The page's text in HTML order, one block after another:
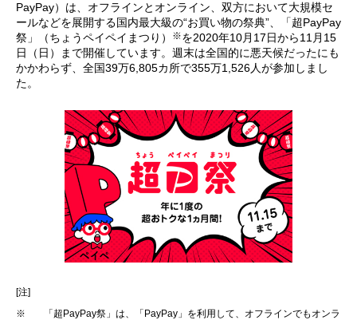
PayPay）は、オフラインとオンライン、双方において大規模セ
ールなどを展開する国内最大級の“お買い物の祭典”、「超PayPay
祭」（ちょうペイペイまつり）
※を2020年10月17日から11月15
日（日）まで開催しています。週末は全国的に悪天候だったにも
かかわらず、全国39万6,805カ所で355万1,526人が参加しまし
た。
[注]
※
「超PayPay祭」は、「PayPay」を利用して、オフラインでもオンラ